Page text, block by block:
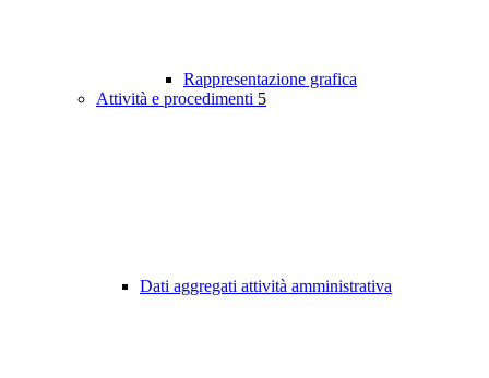
Rappresentazione grafica
Attività e procedimenti 5
Dati aggregati attività amministrativa